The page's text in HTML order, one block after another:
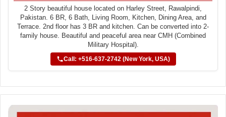
2 Story beautiful house located on Harley Street, Rawalpindi,
Pakistan. 6 BR, 6 Bath, Living Room, Kitchen, Dining Area, and
Terrace. 2nd floor has 3 BR and kitchen. Can be converted into 2-
family house. Beautiful and peaceful area near CMH (Combined
Military Hospital).
Call: +516-637-2742 (New York, USA)